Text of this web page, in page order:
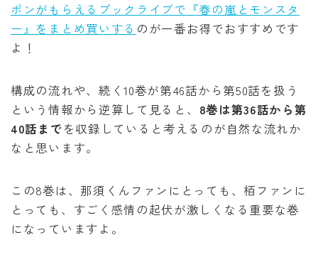
ポンがもらえるブックライブで『春の嵐とモンスタ
ー』をまとめ買いする のが一番お得でおすすめです
よ！
構成の流れや、続く10巻が第46話から第50話を扱う
という情報から逆算して見ると、 8巻は第36話から第
40話までを収録していると考えるのが自然な流れか
なと思います。
この8巻は、那須くんファンにとっても、栢ファンに
とっても、すごく感情の起伏が激しくなる重要な巻
になっていますよ。